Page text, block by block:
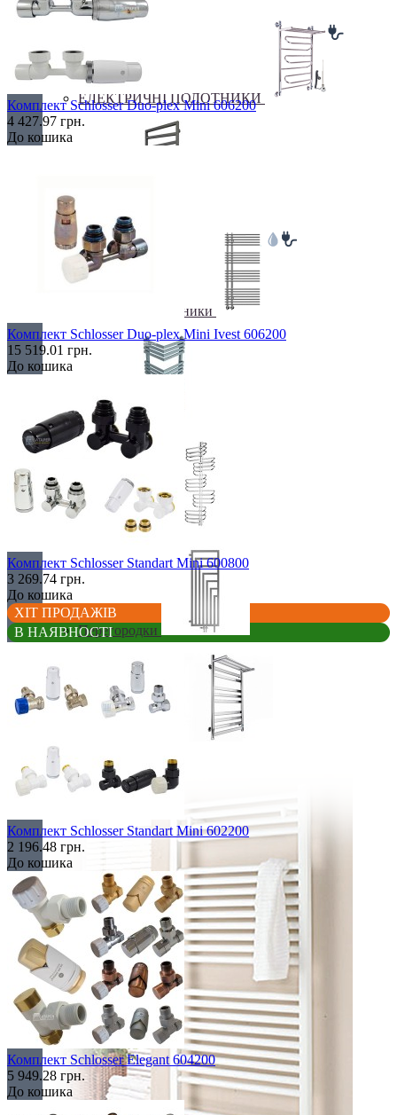
ЕЛЕКТРИЧНІ ПОЛОТНИКИ
Комбіновані рушники
Кутові
Оригінальні
Перегородки
Комплект Schlosser Duo-plex Mini 606200
4 427.97 грн.
До кошика
Комплект Schlosser Duo-plex Mini Ivest 606200
15 519.01 грн.
До кошика
Комплект Schlosser Standart Mini 600800
3 269.74 грн.
До кошика
ХІТ ПРОДАЖІВ
В НАЯВНОСТІ
Комплект Schlosser Standart Mini 602200
2 196.48 грн.
До кошика
Комплект Schlosser Elegant 604200
5 949.28 грн.
До кошика